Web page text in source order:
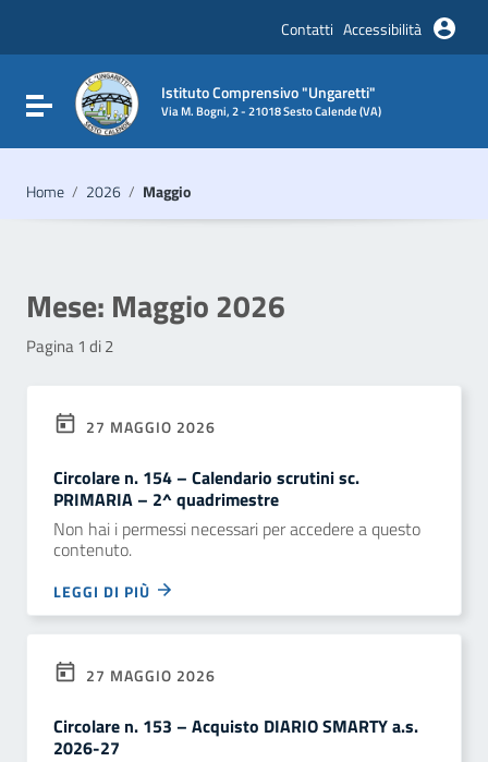
Vai al footer
Contatti Accessibilità
Attiva / disattiva la navigazione
Istituto Comprensivo "Ungaretti"
Via M. Bogni, 2 - 21018 Sesto Calende (VA)
Home / 2026 / Maggio
Mese: Maggio 2026
Pagina 1 di 2
27 MAGGIO 2026
Circolare n. 154 – Calendario scrutini sc.
PRIMARIA – 2^ quadrimestre
Non hai i permessi necessari per accedere a questo
contenuto.
LEGGI DI PIÙ
27 MAGGIO 2026
Circolare n. 153 – Acquisto DIARIO SMARTY a.s.
2026-27